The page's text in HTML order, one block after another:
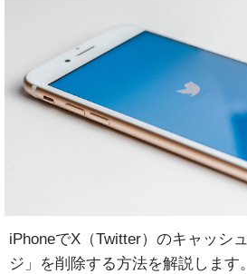
iPhoneでX（Twitter）のキャッシ
ジ」を削除する方法を解説します。